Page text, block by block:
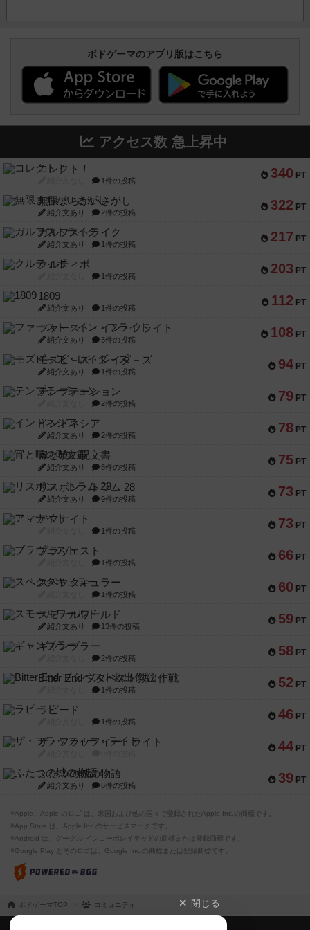
ボドゲーマのアプリ版はこちら
アクセス数 急上昇中
340 PT
コレクト！
1件の投稿
322 PT
無限まちがいさがし
紹介文あり 2件の投稿
217 PT
ガルフストライク
紹介文あり 1件の投稿
203 PT
クルティボ
1件の投稿
112 PT
1809
紹介文あり 1件の投稿
108 PT
ファースト・イン・フライト
紹介文あり 3件の投稿
94 PT
モズビ－ズ・レイダ－ズ
紹介文あり 1件の投稿
79 PT
テンプテーション
2件の投稿
78 PT
インドネシア
紹介文あり 2件の投稿
75 PT
宵と暁の呪文書
紹介文あり 8件の投稿
73 PT
リスボン・トラム 28
紹介文あり 9件の投稿
73 PT
アマナイト
1件の投稿
66 PT
ブラヴェスト
1件の投稿
60 PT
スペクタキュラー
1件の投稿
59 PT
スモールワールド
紹介文あり 13件の投稿
58 PT
ギャンブラー
2件の投稿
52 PT
Bitter End ブタペスト救出作戦
1件の投稿
46 PT
ラピード
1件の投稿
44 PT
ザ・フラッフィー・ライト
39 PT
ふたつの城の物語
紹介文あり 6件の投稿
※Apple、Apple のロゴ は、米国および他の国々で登録されたApple Inc.の商標です。
※App Store は、Apple Inc.のサービスマークです。
※Android は、グーグル インコーポレイテッドの商標または登録商標です。
※Google Play とそのロゴは、Google Inc.の商標または登録商標です。
ボドゲーマTOP コミュニティ 閉じる